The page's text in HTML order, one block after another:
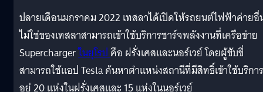
ปลายเดือนมกราคม 2022 เทสลาได้เปิดให้รถยนต์ไฟฟ้าค่าย
ไม่ใช่ของเทสลาสามารถเข้าใช้บริการชาร์จพลังงานที่เครือข่าย
Superchargerในยุโรปคือ ฝรั่งเศสและนอร์เวย์ โดยผู้ขับขี่
สามารถใช้แอป Tesla ค้นหาตำแหน่งสถานีที่มีสิทธิ์เข้าใช้บริกา
อยู่ 20 แห่งในฝรั่งเศสและ 15 แห่งในนอร์เวย์